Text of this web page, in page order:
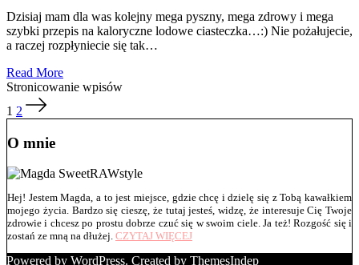
Dzisiaj mam dla was kolejny mega pyszny, mega zdrowy i mega
szybki przepis na kaloryczne lodowe ciasteczka…:) Nie pożałujecie,
a raczej rozpłyniecie się tak…
Read More
Stronicowanie wpisów
1 2
O mnie
Hej! Jestem Magda, a to jest miejsce, gdzie chcę i dzielę się z Tobą kawałkiem
mojego życia. Bardzo się cieszę, że tutaj jesteś, widzę, że interesuje Cię Twoje
zdrowie i chcesz po prostu dobrze czuć się w swoim ciele. Ja też! Rozgość się i
zostań ze mną na dłużej. CZYTAJ WIĘCEJ
Powered by WordPress. Created by ThemesIndep